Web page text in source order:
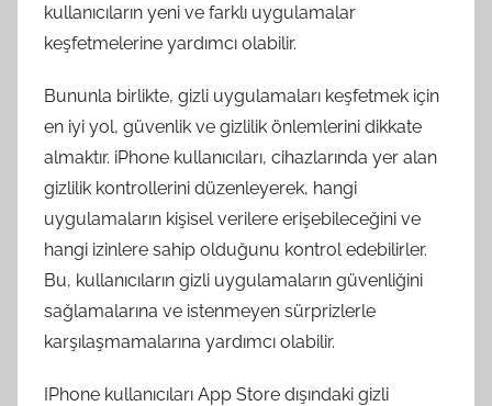
kullanıcıların yeni ve farklı uygulamalar
keşfetmelerine yardımcı olabilir.
Bununla birlikte, gizli uygulamaları keşfetmek için
en iyi yol, güvenlik ve gizlilik önlemlerini dikkate
almaktır. iPhone kullanıcıları, cihazlarında yer alan
gizlilik kontrollerini düzenleyerek, hangi
uygulamaların kişisel verilere erişebileceğini ve
hangi izinlere sahip olduğunu kontrol edebilirler.
Bu, kullanıcıların gizli uygulamaların güvenliğini
sağlamalarına ve istenmeyen sürprizlerle
karşılaşmamalarına yardımcı olabilir.
IPhone kullanıcıları App Store dışındaki gizli